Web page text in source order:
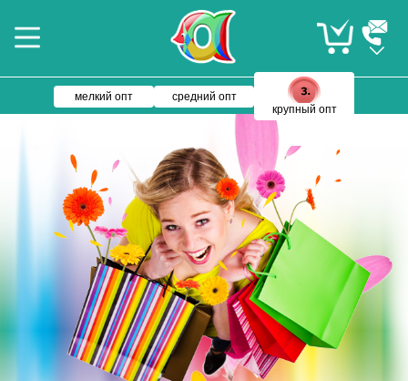
мелкий опт
средний опт
крупный опт